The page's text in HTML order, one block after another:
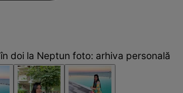
doi la Neptun foto: arhiva personală